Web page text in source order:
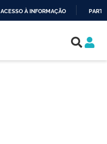
ACESSO À INFORMAÇÃO